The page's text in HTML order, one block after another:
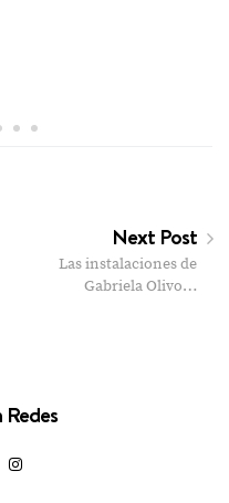
Next Post
Las instalaciones de
Gabriela Olivo…
Redes